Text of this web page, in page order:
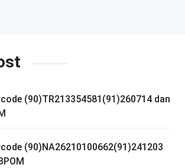
(90)TR213354581(91)260714 dan
(90)NA26210100662(91)241203